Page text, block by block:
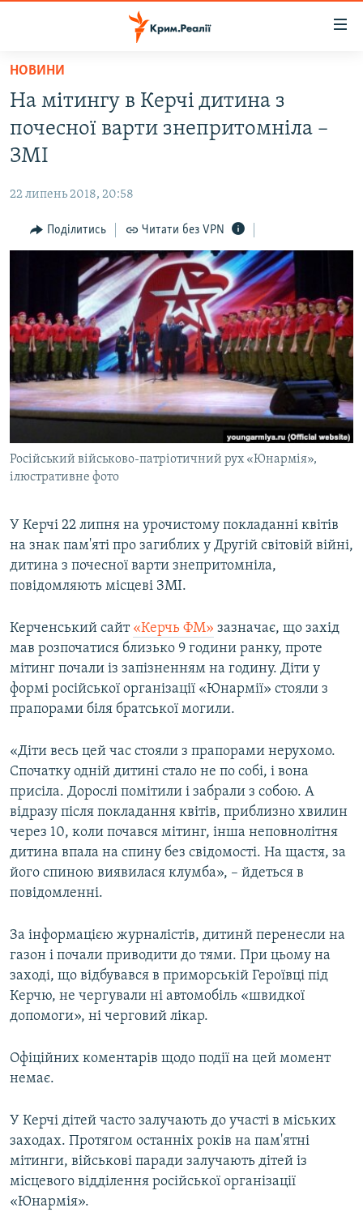
Перейти
основного
матеріалу
Перейти
до
основної
Перейти
до
ВІДЕО ТА ФОТО
БЛОГИ
ПОГЛЯД
ВСЕ ЗА ДЕНЬ
СПЕЦПРОЕКТИ
ДЕПОРТАЦІЯ
ВІДЕОУРОКИ «ELIFBE»
СВІДЧЕННЯ ОКУПАЦІЇ
ІНФОГРАФІКА
ЯК ОБІЙТИ БЛОКУВАННЯ
Русский
Qırımtatar
ДОЛУЧАЙСЯ!
Усі сайти RFE/RL
НОВИНИ
На мітингу в Керчі дитина з
почесної варти знепритомніла –
ЗМІ
22 липень 2018, 20:58
Поділитись Читати без VPN
Російський військово-патріотичний рух «Юнармія»,
ілюстративне фото
У Керчі 22 липня на урочистому покладанні квітів
на знак пам'яті про загиблих у Другій світовій війні,
дитина з почесної варти знепритомніла,
повідомляють місцеві ЗМІ.
Керченський сайт «Керчь ФМ» зазначає, що захід
мав розпочатися близько 9 години ранку, проте
мітинг почали із запізненням на годину. Діти у
формі російської організації «Юнармії» стояли з
прапорами біля братської могили.
«Діти весь цей час стояли з прапорами нерухомо.
Спочатку одній дитині стало не по собі, і вона
присіла. Дорослі помітили і забрали з собою. А
відразу після покладання квітів, приблизно хвилин
через 10, коли почався мітинг, інша неповнолітня
дитина впала на спину без свідомості. На щастя, за
його спиною виявилася клумба», – йдеться в
повідомленні.
За інформацією журналістів, дитинй перенесли на
газон і почали приводити до тями. При цьому на
заході, що відбувався в приморській Героївці під
Керчю, не чергували ні автомобіль «швидкої
допомоги», ні черговий лікар.
Офіційних коментарів щодо події на цей момент
немає.
У Керчі дітей часто залучають до участі в міських
заходах. Протягом останніх років на пам'ятні
мітинги, військові паради залучають дітей із
місцевого відділення російської організації
«Юнармія».